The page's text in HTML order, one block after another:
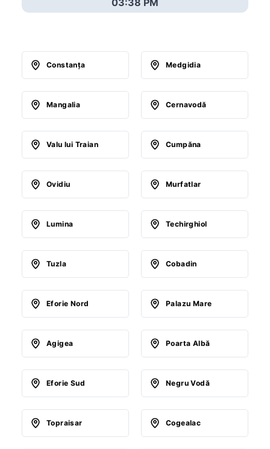
Constanţa Medgidia
Mangalia Cernavodă
Valu lui Traian Cumpăna
Ovidiu Murfatlar
Lumina Techirghiol
Tuzla Cobadin
Eforie Nord Palazu Mare
Agigea Poarta Albă
Eforie Sud Negru Vodă
Topraisar Cogealac